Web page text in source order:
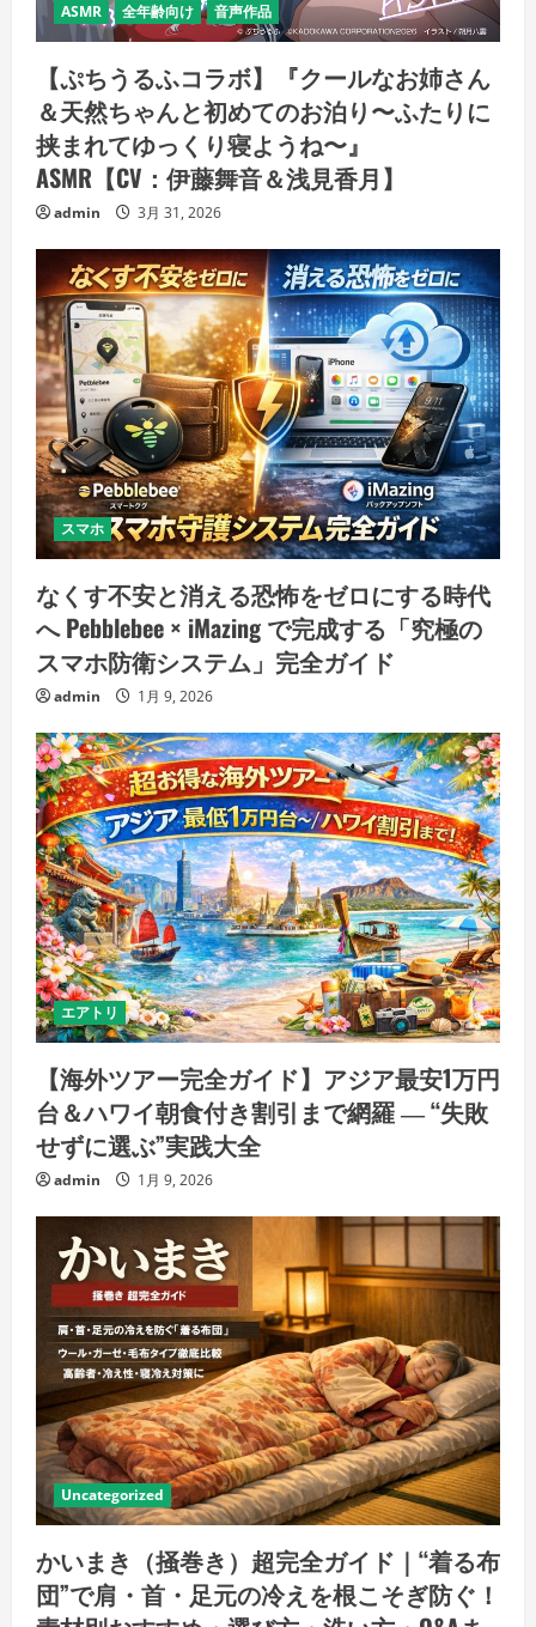
ASMR
全年齢向け 音声作品
【ぷちうるふコラボ】『クールなお姉さん
＆天然ちゃんと初めてのお泊り〜ふたりに
挟まれてゆっくり寝ようね〜』
ASMR【CV：伊藤舞音＆浅見香月】
admin 3月 31, 2026
スマホ
なくす不安と消える恐怖をゼロにする時代
へ Pebblebee × iMazing で完成する「究極の
スマホ防衛システム」完全ガイド
admin 1月 9, 2026
エアトリ
【海外ツアー完全ガイド】アジア最安1万円
台＆ハワイ朝食付き割引まで網羅 ― “失敗
せずに選ぶ”実践大全
admin 1月 9, 2026
Uncategorized
かいまき（掻巻き）超完全ガイド｜“着る布
団”で肩・首・足元の冷えを根こそぎ防ぐ！